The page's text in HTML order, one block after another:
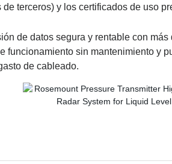
terceros) y los certificados de uso
de datos segura y rentable con
sin mantenimiento y
de cableado.